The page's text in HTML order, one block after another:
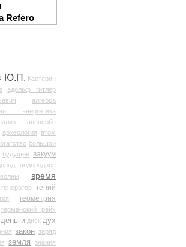
Refero
Ю.П. Кастерин
адольф гитлер
алгебра
энергетика
аненербе
археология атом
большой
будущее вакуум
водородное
волны
время
генератор гений
геометрия
германский рейх
деньги диск дух
закон заряд
земля
знания